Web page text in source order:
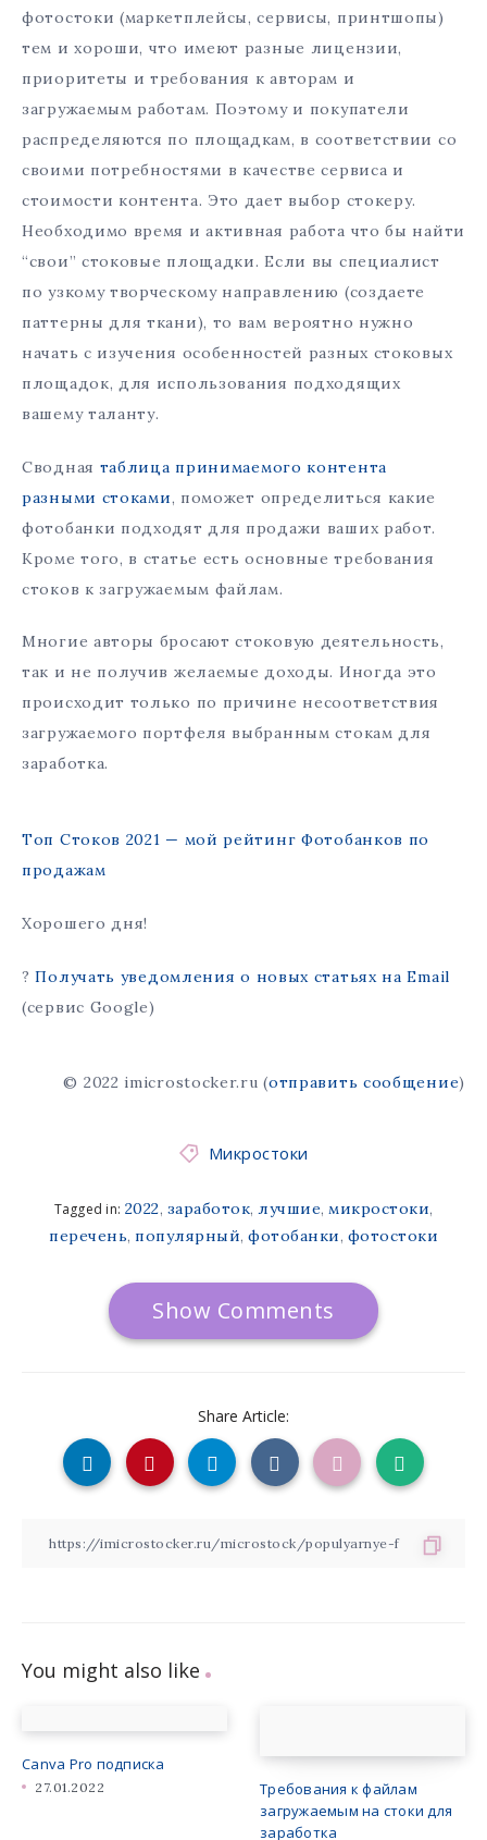
фотостоки (маркетплейсы, сервисы, принтшопы)
тем и хороши, что имеют разные лицензии,
приоритеты и требования к авторам и
загружаемым работам. Поэтому и покупатели
распределяются по площадкам, в соответствии со
своими потребностями в качестве сервиса и
стоимости контента. Это дает выбор стокеру.
Необходимо время и активная работа что бы найти
“свои” стоковые площадки. Если вы специалист
по узкому творческому направлению (создаете
паттерны для ткани), то вам вероятно нужно
начать с изучения особенностей разных стоковых
площадок, для использования подходящих
вашему таланту.
Сводная таблица принимаемого контента
разными стоками, поможет определиться какие
фотобанки подходят для продажи ваших работ.
Кроме того, в статье есть основные требования
стоков к загружаемым файлам.
Многие авторы бросают стоковую деятельность,
так и не получив желаемые доходы. Иногда это
происходит только по причине несоответствия
загружаемого портфеля выбранным стокам для
заработка.
Tоп Стоков 2021 — мой рейтинг Фотобанков по
продажам
Хорошего дня!
?Получать уведомления о новых статьях на Email
(сервис Google)
© 2022 imicrostocker.ru (отправить сообщение)
Микростоки
Tagged in: 2022, заработок, лучшие, микростоки,
перечень, популярный, фотобанки, фотостоки
Show Comments
Share Article:
You might also like
Canva Pro подписка
27.01.2022
Требования к файлам
загружаемым на стоки для
заработка